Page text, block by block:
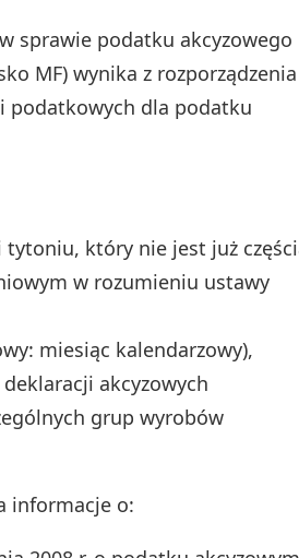
sprawie podatku akcyzowego
MF) wynika z rozporządzenia
podatkowych dla podatku
tytoniu, który nie jest już
w rozumieniu ustawy
miesiąc kalendarzowy),
akcyzowych
grup wyrobów
informacje o: